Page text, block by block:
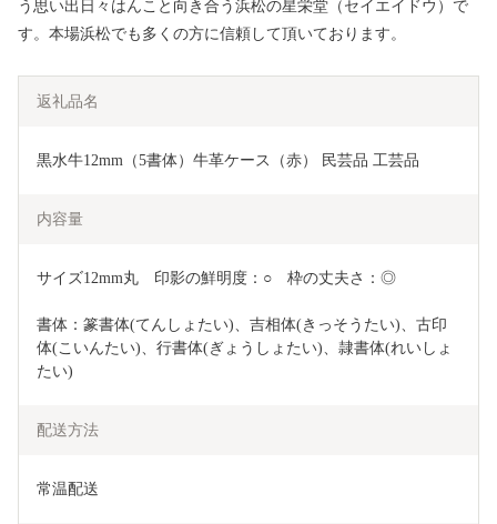
う思い出日々はんこと向き合う浜松の星栄堂（セイエイドウ）で
す。本場浜松でも多くの方に信頼して頂いております。
返礼品名
黒水牛12mm（5書体）牛革ケース（赤） 民芸品 工芸品
内容量
サイズ12mm丸　印影の鮮明度：○　枠の丈夫さ：◎
書体：篆書体(てんしょたい)、吉相体(きっそうたい)、古印
体(こいんたい)、行書体(ぎょうしょたい)、隷書体(れいしょ
たい)
配送方法
常温配送